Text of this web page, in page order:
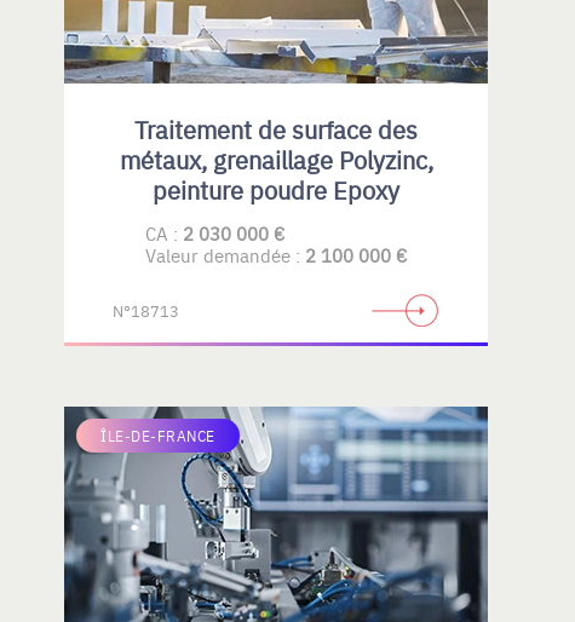
Traitement de surface des
métaux, grenaillage Polyzinc,
peinture poudre Epoxy
CA : 2 030 000 €
Valeur demandée : 2 100 000 €
N°18713
ÎLE-DE-FRANCE